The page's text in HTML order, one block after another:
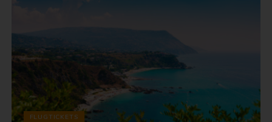
FLUGTICKETS